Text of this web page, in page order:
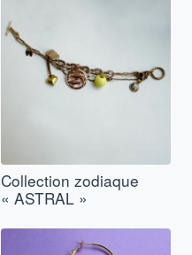
Collection zodiaque
« ASTRAL »